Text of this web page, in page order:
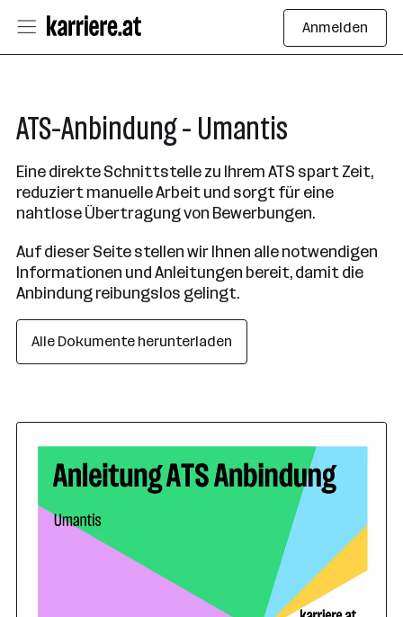
Anmelden
ATS-Anbindung - Umantis
Eine direkte Schnittstelle zu Ihrem ATS spart Zeit,
reduziert manuelle Arbeit und sorgt für eine
nahtlose Übertragung von Bewerbungen.
Auf dieser Seite stellen wir Ihnen alle notwendigen
Informationen und Anleitungen bereit, damit die
Anbindung reibungslos gelingt.
Alle Dokumente herunterladen